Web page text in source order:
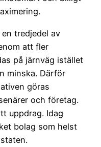
tredjedel av
att fler
på järnväg istället
minska. Därför
göras
och företag.
uppdrag. Idag
bolag som helst